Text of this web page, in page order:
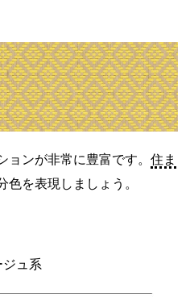
ョンが非常に豊富です。 住ま
色を表現しましょう。
ジュ系